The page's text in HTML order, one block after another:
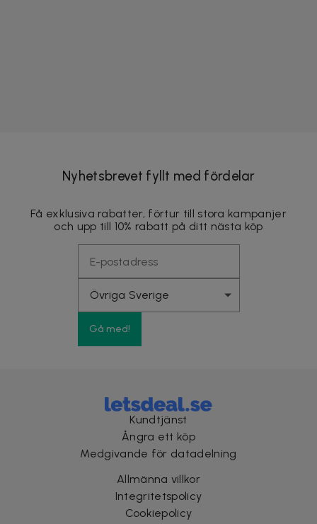
Nyhetsbrevet fyllt med fördelar
Få exklusiva rabatter, förtur till stora kampanjer
och upp till 10% rabatt på ditt nästa köp
Gå med!
Kundtjänst
Ångra ett köp
Medgivande för datadelning
Allmänna villkor
Integritetspolicy
Cookiepolicy